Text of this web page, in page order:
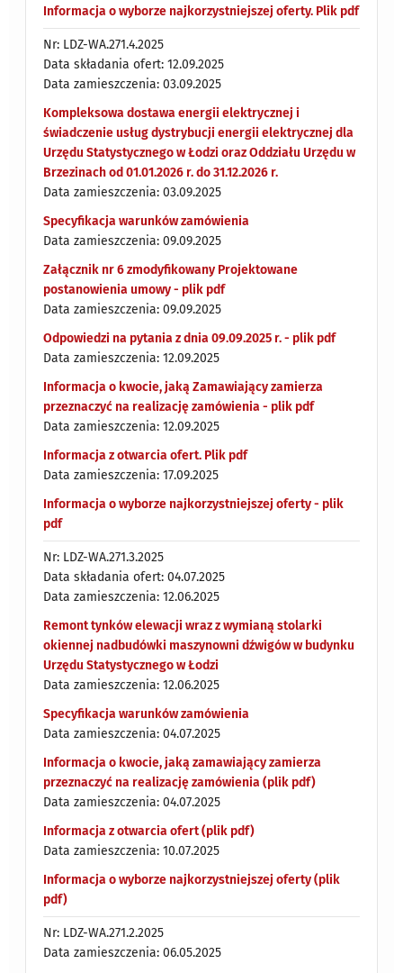
Informacja o wyborze najkorzystniejszej oferty. Plik pdf
Nr: LDZ-WA.271.4.2025
Data składania ofert: 12.09.2025
Data zamieszczenia: 03.09.2025
Kompleksowa dostawa energii elektrycznej i
świadczenie usług dystrybucji energii elektrycznej dla
Urzędu Statystycznego w Łodzi oraz Oddziału Urzędu w
Brzezinach od 01.01.2026 r. do 31.12.2026 r.
Data zamieszczenia: 03.09.2025
Specyfikacja warunków zamówienia
Data zamieszczenia: 09.09.2025
Załącznik nr 6 zmodyfikowany Projektowane
postanowienia umowy - plik pdf
Data zamieszczenia: 09.09.2025
Odpowiedzi na pytania z dnia 09.09.2025 r. - plik pdf
Data zamieszczenia: 12.09.2025
Informacja o kwocie, jaką Zamawiający zamierza
przeznaczyć na realizację zamówienia - plik pdf
Data zamieszczenia: 12.09.2025
Informacja z otwarcia ofert. Plik pdf
Data zamieszczenia: 17.09.2025
Informacja o wyborze najkorzystniejszej oferty - plik
pdf
Nr: LDZ-WA.271.3.2025
Data składania ofert: 04.07.2025
Data zamieszczenia: 12.06.2025
Remont tynków elewacji wraz z wymianą stolarki
okiennej nadbudówki maszynowni dźwigów w budynku
Urzędu Statystycznego w Łodzi
Data zamieszczenia: 12.06.2025
Specyfikacja warunków zamówienia
Data zamieszczenia: 04.07.2025
Informacja o kwocie, jaką zamawiający zamierza
przeznaczyć na realizację zamówienia (plik pdf)
Data zamieszczenia: 04.07.2025
Informacja z otwarcia ofert (plik pdf)
Data zamieszczenia: 10.07.2025
Informacja o wyborze najkorzystniejszej oferty (plik
pdf)
Nr: LDZ-WA.271.2.2025
Data zamieszczenia: 06.05.2025